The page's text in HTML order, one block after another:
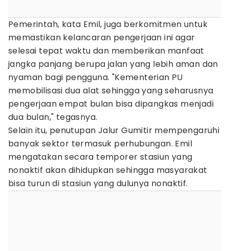
Pemerintah, kata Emil, juga berkomitmen untuk
memastikan kelancaran pengerjaan ini agar
selesai tepat waktu dan memberikan manfaat
jangka panjang berupa jalan yang lebih aman dan
nyaman bagi pengguna. "Kementerian PU
memobilisasi dua alat sehingga yang seharusnya
pengerjaan empat bulan bisa dipangkas menjadi
dua bulan," tegasnya.
Selain itu, penutupan Jalur Gumitir mempengaruhi
banyak sektor termasuk perhubungan. Emil
mengatakan secara temporer stasiun yang
nonaktif akan dihidupkan sehingga masyarakat
bisa turun di stasiun yang dulunya nonaktif.